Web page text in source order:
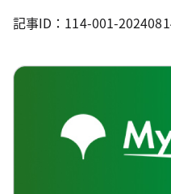
記事ID：114-001-